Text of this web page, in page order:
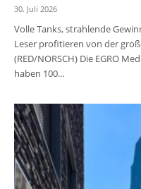
30. Juli 2026
Volle Tanks, strahlende
Leser profitieren von der
(RED/NORSCH) Die EGRO
haben 100...